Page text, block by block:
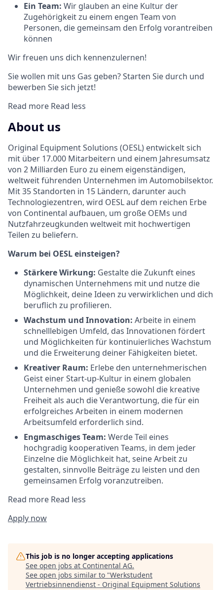
Ein Team: Wir glauben an eine Kultur der
Zugehörigkeit zu einem engen Team von
Personen, die gemeinsam den Erfolg vorantreiben
können
Wir freuen uns dich kennenzulernen!
Sie wollen mit uns Gas geben? Starten Sie durch und
bewerben Sie sich jetzt!
Read more Read less
About us
Original Equipment Solutions (OESL) entwickelt sich
mit über 17.000 Mitarbeitern und einem Jahresumsatz
von 2 Milliarden Euro zu einem eigenständigen,
weltweit führenden Unternehmen im Automobilsektor.
Mit 35 Standorten in 15 Ländern, darunter auch
Technologiezentren, wird OESL auf dem reichen Erbe
von Continental aufbauen, um große OEMs und
Nutzfahrzeugkunden weltweit mit hochwertigen
Teilen zu beliefern.
Warum bei OESL einsteigen?
Stärkere Wirkung: Gestalte die Zukunft eines
dynamischen Unternehmens mit und nutze die
Möglichkeit, deine Ideen zu verwirklichen und dich
beruflich zu profilieren.
Wachstum und Innovation: Arbeite in einem
schnelllebigen Umfeld, das Innovationen fördert
und Möglichkeiten für kontinuierliches Wachstum
und die Erweiterung deiner Fähigkeiten bietet.
Kreativer Raum: Erlebe den unternehmerischen
Geist einer Start-up-Kultur in einem globalen
Unternehmen und genieße sowohl die kreative
Freiheit als auch die Verantwortung, die für ein
erfolgreiches Arbeiten in einem modernen
Arbeitsumfeld erforderlich sind.
Engmaschiges Team: Werde Teil eines
hochgradig kooperativen Teams, in dem jeder
Einzelne die Möglichkeit hat, seine Arbeit zu
gestalten, sinnvolle Beiträge zu leisten und den
gemeinsamen Erfolg voranzutreiben.
Read more Read less
Apply now
This job is no longer accepting applications
See open jobs at Continental AG.
See open jobs similar to "Werkstudent
Vertriebsinnendienst - Original Equipment Solutions